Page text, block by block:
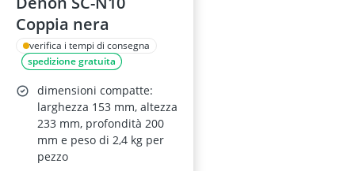
Coppia nera
verifica i tempi di consegna
spedizione gratuita
dimensioni compatte:
larghezza 153 mm, altezza
233 mm, profondità 200
mm e peso di 2,4 kg per
pezzo